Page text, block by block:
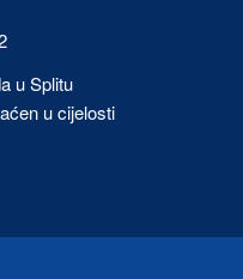
u Splitu
u cijelosti